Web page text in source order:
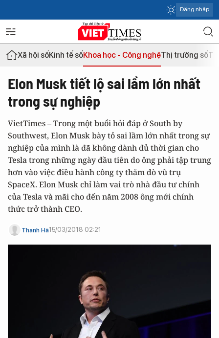
Đăng nhập
Xã hội sốKinh tế sốKhoa học - Công nghệThị trường số
Elon Musk tiết lộ sai lầm lớn nhất
trong sự nghiệp
VietTimes – Trong một buổi hỏi đáp ở South by
Southwest, Elon Musk bày tỏ sai lầm lớn nhất trong sự
nghiệp của mình là đã không dành đủ thời gian cho
Tesla trong những ngày đầu tiên do ông phải tập trung
hơn vào việc điều hành công ty thăm dò vũ trụ
SpaceX. Elon Musk chỉ làm vai trò nhà đầu tư chính
của Tesla và mãi cho đến năm 2008 ông mới chính
thức trở thành CEO.
Thanh Hà15/03/2018 02:21